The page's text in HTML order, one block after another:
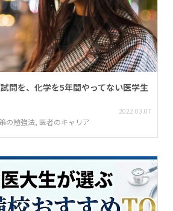
問を、化学を5年間やってない医学生
2022.03.07
の勉強法, 医者のキャリア